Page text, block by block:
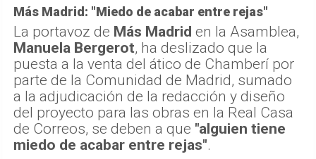
Más Madrid: "Miedo de acabar entre rejas"
La portavoz de Más Madrid en la Asamblea,
Manuela Bergerot, ha deslizado que la
puesta a la venta del ático de Chamberí por
parte de la Comunidad de Madrid, sumado
a la adjudicación de la redacción y diseño
del proyecto para las obras en la Real Casa
de Correos, se deben a que "alguien tiene
miedo de acabar entre rejas".